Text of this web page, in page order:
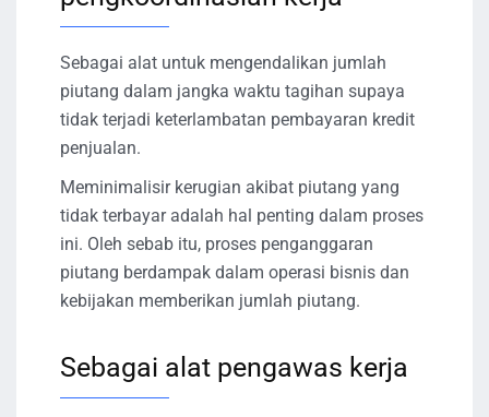
Sebagai alat untuk mengendalikan jumlah
piutang dalam jangka waktu tagihan supaya
tidak terjadi keterlambatan pembayaran kredit
penjualan.
Meminimalisir kerugian akibat piutang yang
tidak terbayar adalah hal penting dalam proses
ini. Oleh sebab itu, proses penganggaran
piutang berdampak dalam operasi bisnis dan
kebijakan memberikan jumlah piutang.
Sebagai alat pengawas kerja